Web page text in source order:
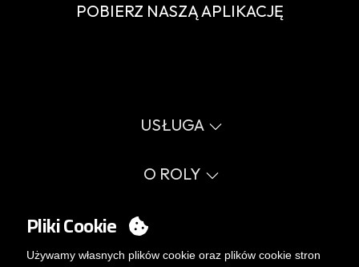
POBIERZ NASZĄ APLIKACJĘ
USŁUGA
Przewodnik po rozmiarach
Słownik
Errata katalog
O ROLY
Sprawy społeczne
Pracuj z nami
MY ACCOUNT
Logowanie
Pliki Cookie
Używamy własnych plików cookie oraz plików cookie stron